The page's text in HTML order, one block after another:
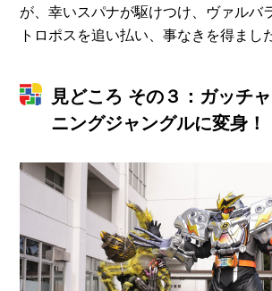
が、幸いスパナが駆けつけ、ヴァルバ
トロポスを追い払い、事なきを得ました
見どころ その３：ガッチ
ニングジャングルに変身！